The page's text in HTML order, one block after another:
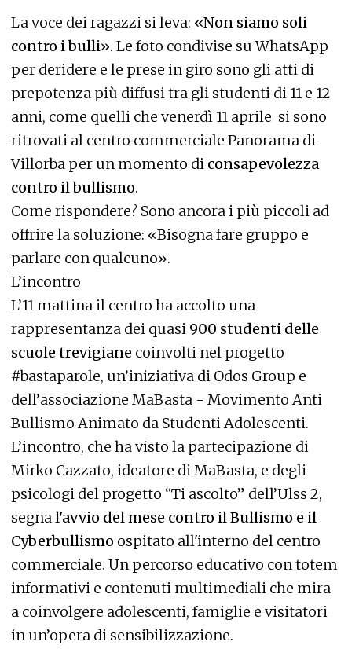
La voce dei ragazzi si leva: «Non siamo soli
contro i bulli». Le foto condivise su WhatsApp
per deridere e le prese in giro sono gli atti di
prepotenza più diffusi tra gli studenti di 11 e 12
anni, come quelli che venerdì 11 aprile si sono
ritrovati al centro commerciale Panorama di
Villorba per un momento di consapevolezza
contro il bullismo.
Come rispondere? Sono ancora i più piccoli ad
offrire la soluzione: «Bisogna fare gruppo e
parlare con qualcuno».
L’incontro
L’11 mattina il centro ha accolto una
rappresentanza dei quasi 900 studenti delle
scuole trevigiane coinvolti nel progetto
#bastaparole, un’iniziativa di Odos Group e
dell’associazione MaBasta - Movimento Anti
Bullismo Animato da Studenti Adolescenti.
L’incontro, che ha visto la partecipazione di
Mirko Cazzato, ideatore di MaBasta, e degli
psicologi del progetto “Ti ascolto” dell’Ulss 2,
segnal'avvio del mese contro il Bullismo e il
Cyberbullismo ospitato all'interno del centro
commerciale. Un percorso educativo con totem
informativi e contenuti multimediali che mira
a coinvolgere adolescenti, famiglie e visitatori
in un’opera di sensibilizzazione.